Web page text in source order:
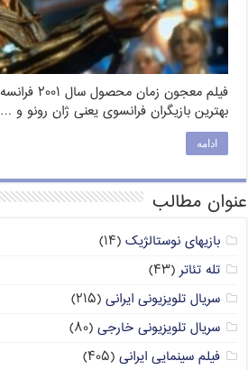
بهترین بازیگران فرانسوی یعنی ژان رونو و …
ادامه
عنوان مطالب
بازیهای نوستالژیک (۱۴)
تله تئاتر(۴۳)
سریال تلویزیونی ایرانی (۲۱۵)
سریال تلویزیونی خارجی (۸۰)
فیلم سینمایی ایرانی (۴۰۵)